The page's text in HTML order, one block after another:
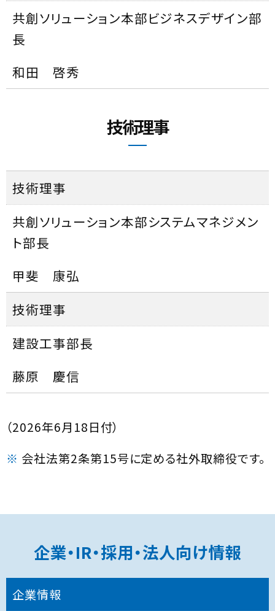
共創ソリューション本部ビジネスデザイン部
長
和田 啓秀
技術理事
技術理事
共創ソリューション本部システムマネジメン
ト部長
甲斐 康弘
技術理事
建設工事部長
藤原 慶信
（2026年6月18日付）
※ 会社法第2条第15号に定める社外取締役です。
企業・IR・採用・法人向け情報
企業情報